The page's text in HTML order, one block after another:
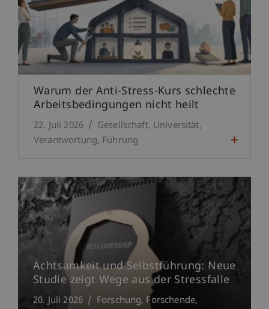
Warum der Anti-Stress-Kurs schlechte
Arbeitsbedingungen nicht heilt
22. Juli 2026 Gesellschaft Universität
Verantwortung Führung
Achtsamkeit und Selbstführung: Neue
Studie zeigt Wege aus der Stressfalle
20. Juli 2026 Forschung Forschende